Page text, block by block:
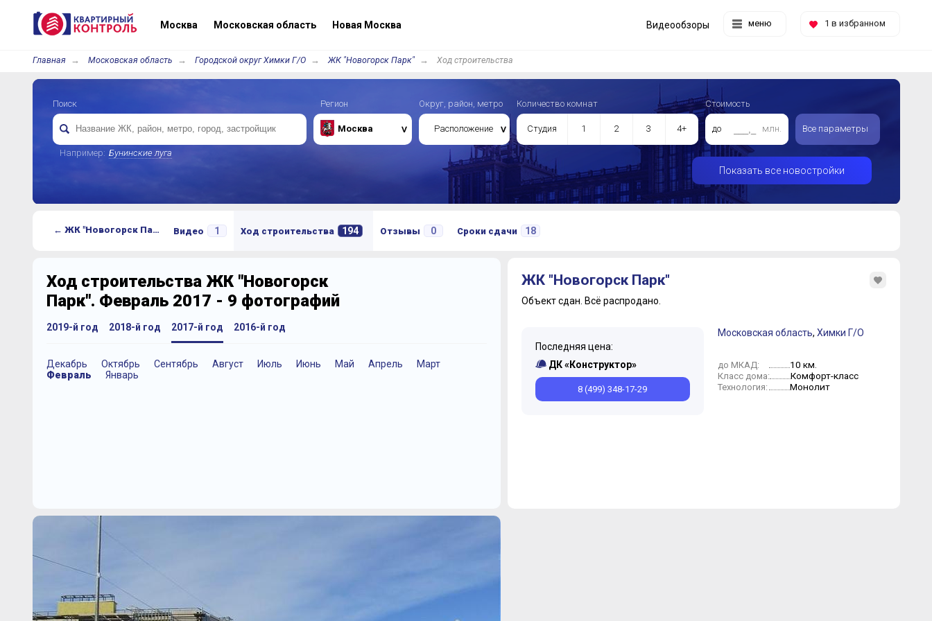
Москва Московская область Новая Москва меню 1 в избранном
Видеообзоры
Главная Московская область Городской округ Химки Г/О ЖК "Новогорск Парк" Ход строительства
Поиск
Например: Бунинские луга
Регион
Москва
Округ, район, метро
Расположение
Количество комнат
Студия 1 2 3 4+
Стоимость
до млн. Все параметры
Показать все новостройки
← ЖК "Новогорск Парк" Видео 1 Ход строительства 194 Отзывы 0 Сроки сдачи 18
Ход строительства ЖК "Новогорск
Парк". Февраль 2017 - 9 фотографий
2019-й год
Март
2018-й год
Декабрь Май
2017-й год
Декабрь Октябрь Сентябрь Август Июль Июнь Май Апрель
Март
Февраль
Январь
2016-й год
Декабрь Октябрь Июнь
ЖК "Новогорск Парк"
Объект сдан. Всё распродано.
Последняя цена:
ДК «Конструктор»
8 (499) 348-17-29
Московская область, Химки Г/О
до МКАД: 10 км.
Класс дома: Комфорт-класс
Технология: Монолит